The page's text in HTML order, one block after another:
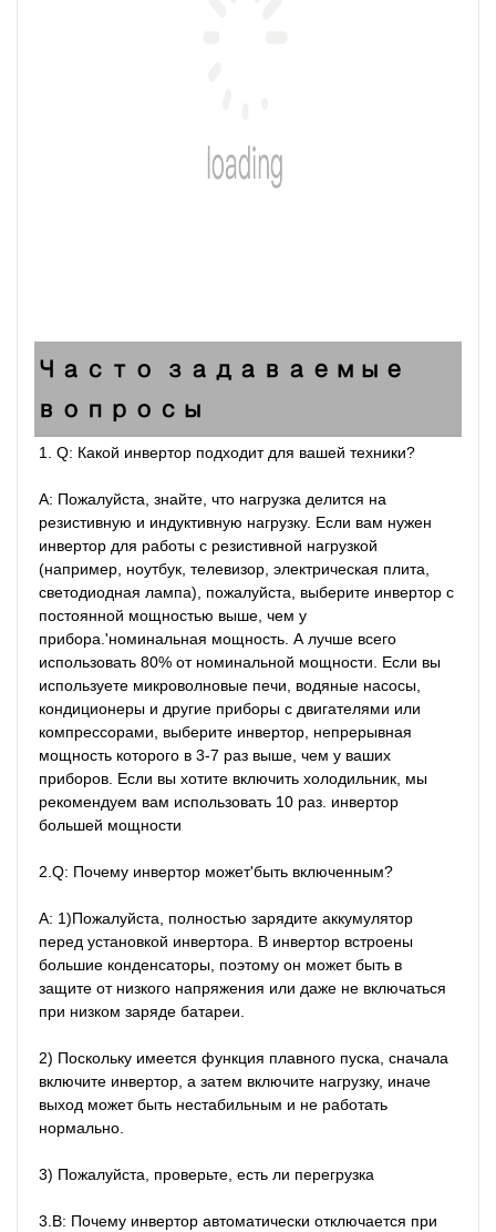
Часто задаваемые
вопросы
1. Q: Какой инвертор подходит для вашей техники?
A: Пожалуйста, знайте, что нагрузка делится на
резистивную и индуктивную нагрузку. Если вам нужен
инвертор для работы с резистивной нагрузкой
(например, ноутбук, телевизор, электрическая плита,
светодиодная лампа), пожалуйста, выберите инвертор с
постоянной мощностью выше, чем у
прибора.'номинальная мощность. А лучше всего
использовать 80% от номинальной мощности. Если вы
используете микроволновые печи, водяные насосы,
кондиционеры и другие приборы с двигателями или
компрессорами, выберите инвертор, непрерывная
мощность которого в 3-7 раз выше, чем у ваших
приборов. Если вы хотите включить холодильник, мы
рекомендуем вам использовать 10 раз. инвертор
большей мощности
2.Q: Почему инвертор может'быть включенным?
A: 1)Пожалуйста, полностью зарядите аккумулятор
перед установкой инвертора. В инвертор встроены
большие конденсаторы, поэтому он может быть в
защите от низкого напряжения или даже не включаться
при низком заряде батареи.
2) Поскольку имеется функция плавного пуска, сначала
включите инвертор, а затем включите нагрузку, иначе
выход может быть нестабильным и не работать
нормально.
3) Пожалуйста, проверьте, есть ли перегрузка
3.В: Почему инвертор автоматически отключается при